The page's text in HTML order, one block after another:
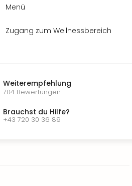
Menü
Zugang zum Wellnessbereich
Weiterempfehlung
704 Bewertungen
Brauchst du Hilfe?
+43 720 30 36 89